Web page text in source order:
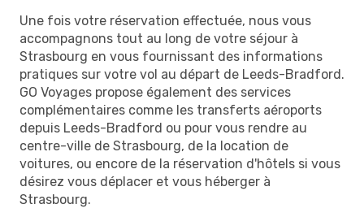
Une fois votre réservation effectuée, nous vous
accompagnons tout au long de votre séjour à
Strasbourg en vous fournissant des informations
pratiques sur votre vol au départ de Leeds-Bradford.
GO Voyages propose également des services
complémentaires comme les transferts aéroports
depuis Leeds-Bradford ou pour vous rendre au
centre-ville de Strasbourg, de la location de
voitures, ou encore de la réservation d'hôtels si vous
désirez vous déplacer et vous héberger à
Strasbourg.